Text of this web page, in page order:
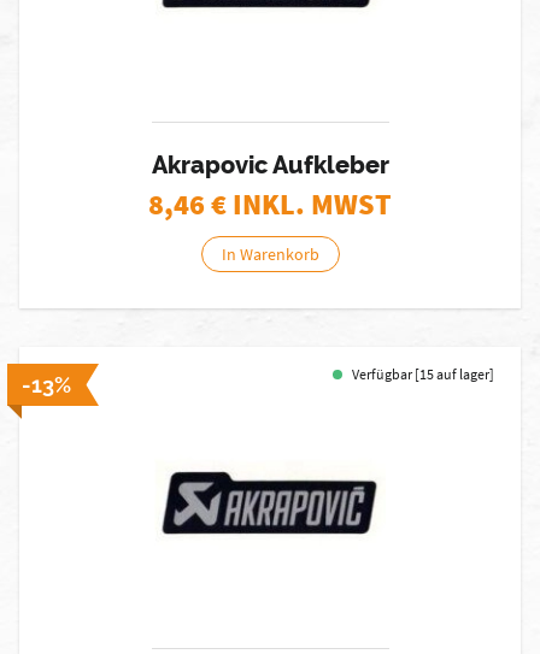
Akrapovic Aufkleber
8,46€ INKL. MWST
In Warenkorb
-13% Verfügbar [15 auf lager]